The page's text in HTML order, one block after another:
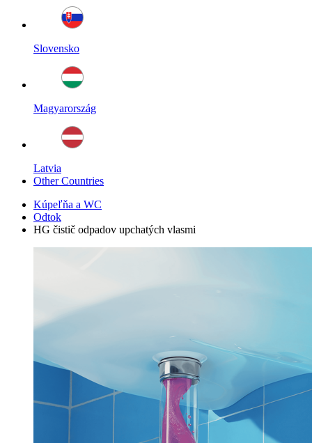
Slovensko
Magyarország
Latvia
Other Countries
Kúpeľňa a WC
Odtok
HG čistič odpadov upchatých vlasmi